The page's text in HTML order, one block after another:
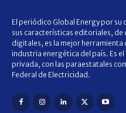
El periódico Global Energy por
sus características editoriales, de
digitales, es la mejor herramienta
industria energética del país. Es
privada, con las paraestatales
Federal de Electricidad.